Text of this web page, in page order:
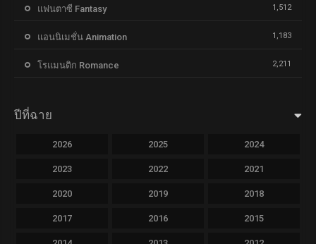
แฟนตาซี Fantasy 1,512
แอนนิเมชั่น Animation 1,183
โรแมนติก Romance 2,211
ปีที่ฉาย
2026 2025 2024
2023 2022 2021
2020 2019 2018
2017 2016 2015